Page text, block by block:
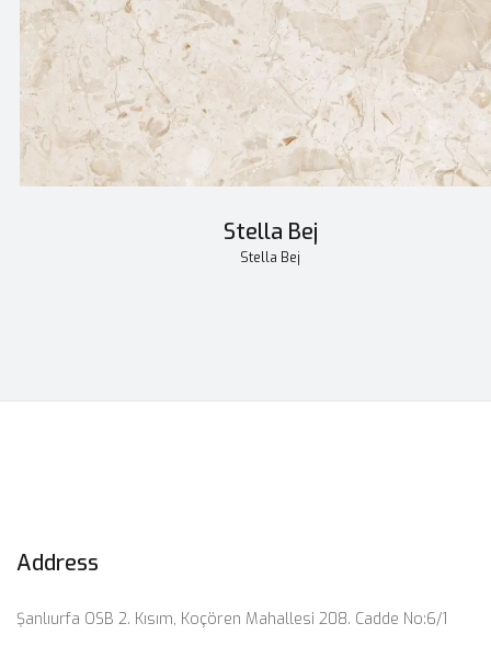
Stella Bej
Stella Bej
Address
Şanlıurfa OSB 2. Kısım, Koçören Mahallesi 208. Cadde No:6/1